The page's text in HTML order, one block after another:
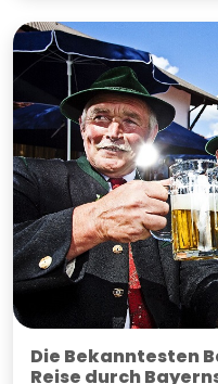
Die Bekanntesten
Reise durch